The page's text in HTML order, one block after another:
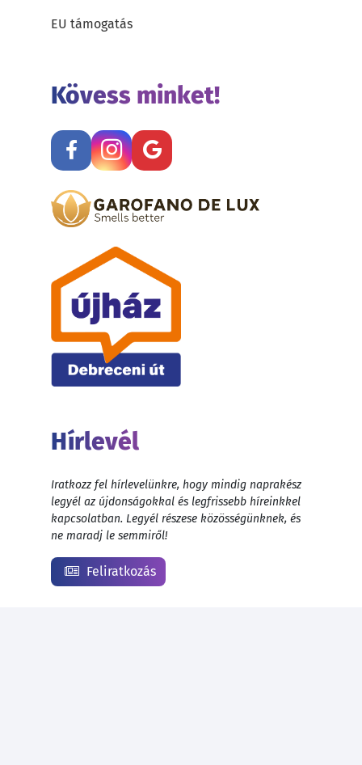
EU támogatás
Kövess minket!
Hírlevél
Iratkozz fel hírlevelünkre, hogy mindig naprakész
legyél az újdonságokkal és legfrissebb híreinkkel
kapcsolatban. Legyél részese közösségünknek, és
ne maradj le semmiről!
Feliratkozás